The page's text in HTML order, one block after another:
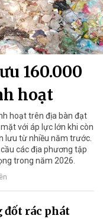
160.000
hoạt
hoạt trên địa bàn đạt
với áp lực lớn khi còn
lưu từ nhiều năm trước.
các địa phương tập
trong năm 2026.
đốt rác phát